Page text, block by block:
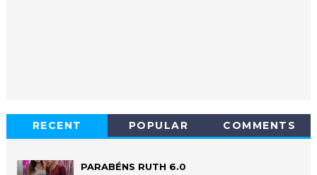
RECENT POPULAR COMMENTS
PARABÉNS RUTH 6.0